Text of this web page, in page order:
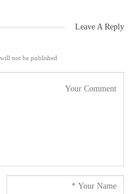
نماز کا ذکر کیسے آئے گا ۔ البتہ
ایڈوکیٹ میناکشی اروڑہ اور بورڈ
ایڈوکیٹ ارشاد احمد اور ایڈوکیٹ
Leave A Reply
not be published.